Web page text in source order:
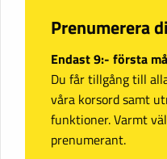
Prenumerera
Endast 9:- första
Du får tillgång till
våra korsord samt
funktioner. Varmt
prenumerant.